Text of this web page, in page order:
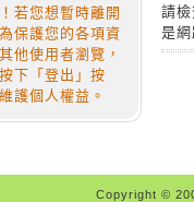
若您想暫時離開
保護您的各項資
他使用者瀏覽，
下「登出」按
護個人權益。
請
是
Copyright ©